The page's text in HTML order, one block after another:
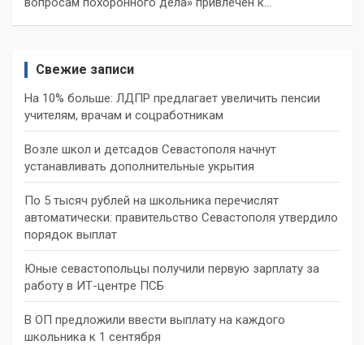
Свежие записи
На 10% больше: ЛДПР предлагает увеличить пенсии
учителям, врачам и соцработникам
Возле школ и детсадов Севастополя начнут
устанавливать дополнительные укрытия
По 5 тысяч рублей на школьника перечислят
автоматически: правительство Севастополя утвердило
порядок выплат
Юные севастопольцы получили первую зарплату за
работу в ИТ-центре ПСБ
В ОП предложили ввести выплату на каждого
школьника к 1 сентября